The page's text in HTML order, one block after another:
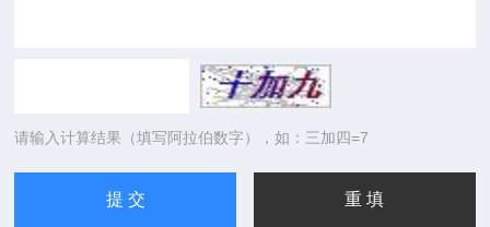
请输入计算结果（填写阿拉伯数字），如：三加四=7